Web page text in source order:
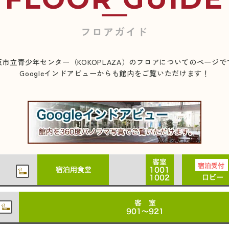
フロアガイド
市立青少年センター（KOKOPLAZA）のフロアについてのページで
Googleインドアビューからも館内をご覧いただけます！